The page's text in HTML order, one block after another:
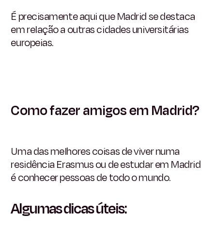
É precisamente aqui que Madrid se destaca
em relação a outras cidades universitárias
europeias.
Como fazer amigos em Madrid?
Uma das melhores coisas de viver numa
residência Erasmus ou de estudar em Madrid
é conhecer pessoas de todo o mundo.
Algumas dicas úteis: